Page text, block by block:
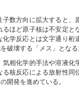
数方向に拡大すると、
ほど原子核は不安定と
学反応とは文字通り
破壊する「メス」となる
相化学的手法や溶液
核反応による放射性同
開発を進めている。